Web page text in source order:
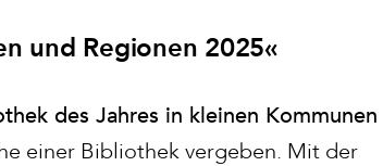
und Regionen 2025«
des Jahres in kleinen Kommunen
einer Bibliothek vergeben. Mit der